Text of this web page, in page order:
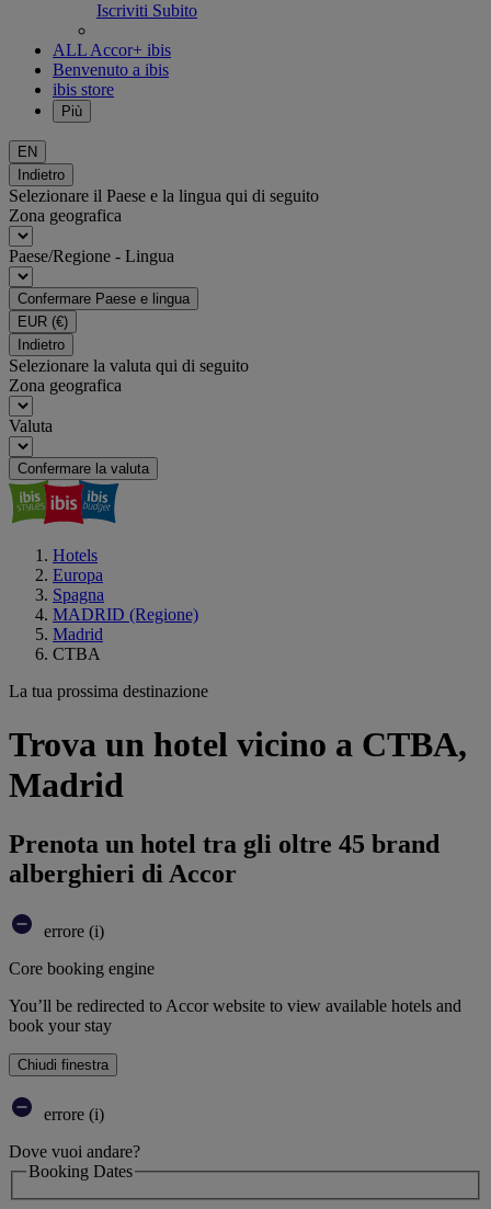
Iscriviti Subito
ALL Accor+ ibis
Benvenuto a ibis
ibis store
Più
EN
Indietro
Selezionare il Paese e la lingua qui di seguito
Zona geografica
Paese/Regione - Lingua
Confermare Paese e lingua
EUR (€)
Indietro
Selezionare la valuta qui di seguito
Zona geografica
Valuta
Confermare la valuta
Hotels
Europa
Spagna
MADRID (Regione)
Madrid
CTBA
La tua prossima destinazione
Trova un hotel vicino a CTBA,
Madrid
Prenota un hotel tra gli oltre 45 brand
alberghieri di Accor
errore (i)
Core booking engine
You’ll be redirected to Accor website to view available hotels and
book your stay
Chiudi finestra
errore (i)
Dove vuoi andare?
Booking Dates